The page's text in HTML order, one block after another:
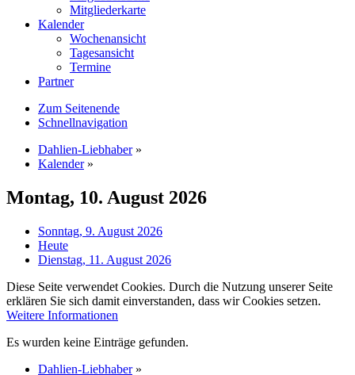
Mitgliederkarte
Kalender
Wochenansicht
Tagesansicht
Termine
Partner
Zum Seitenende
Schnellnavigation
Dahlien-Liebhaber »
Kalender »
Montag, 10. August 2026
Sonntag, 9. August 2026
Heute
Dienstag, 11. August 2026
Diese Seite verwendet Cookies. Durch die Nutzung unserer Seite
erklären Sie sich damit einverstanden, dass wir Cookies setzen.
Weitere Informationen
Es wurden keine Einträge gefunden.
Dahlien-Liebhaber »